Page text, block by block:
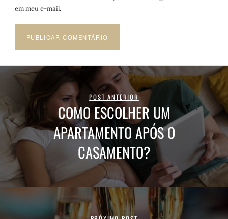
em meu e-mail.
POST ANTERIOR
COMO ESCOLHER UM
APARTAMENTO APÓS O
CASAMENTO?